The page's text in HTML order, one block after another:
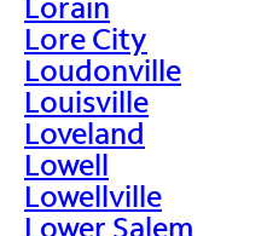
Lore City
Loudonville
Louisville
Loveland
Lowell
Lowellville
Lower Salem